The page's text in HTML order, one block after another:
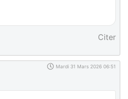
Citer
Mardi 31 Mars 2026 06:51